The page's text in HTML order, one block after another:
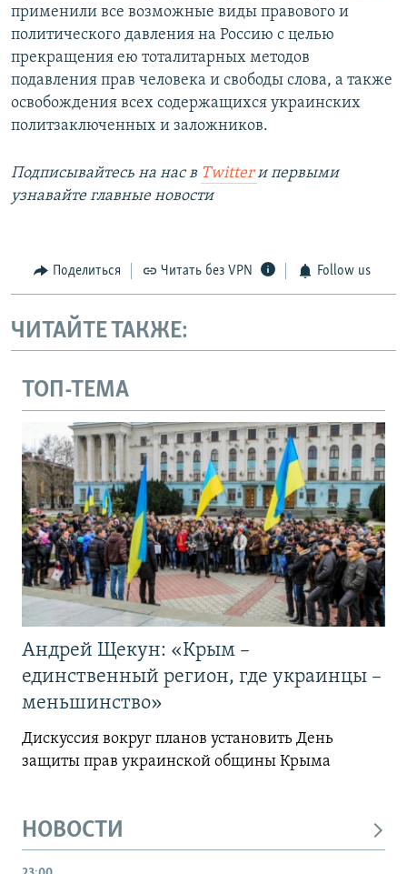
применили все возможные виды правового и
политического давления на Россию с целью
прекращения ею тоталитарных методов
подавления прав человека и свободы слова, а также
освобождения всех содержащихся украинских
политзаключенных и заложников.
Подписывайтесь на наc в Twitterи первыми
узнавайте главные новости
Поделиться Читать без VPN Follow us
ЧИТАЙТЕ ТАКЖЕ:
ТОП-ТЕМА
Андрей Щекун: «Крым –
единственный регион, где украинцы –
меньшинство»
Дискуссия вокруг планов установить День
защиты прав украинской общины Крыма
НОВОСТИ